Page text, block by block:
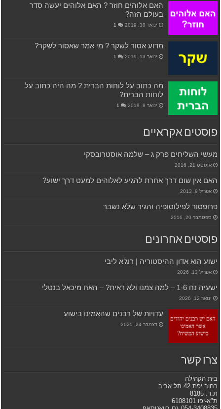
האם אלוהים חוזר ? האם אלוהים יעשה סדר
בעולם הזה?
ינואר 30, 2019 1
מדוע אסור לשקר ? מי אמר שאסור לשקר?
ינואר 13, 2019 1
מה כתוב על לוחות הברית ? מה היה כתוב על
לוחות הברית?
ינואר 8, 2019 1
פוסטים אקראיים
מעשי השליחים פרק ג – שלמה אוסטרובסקי
אוגוסט 21, 2016
האם אין שום דרך אחרת להגיע לאלוהים למעט דרך ישוע?
אפריל 9, 2013
פרופסור לפילוסופיה והגיר שלא נשבר
ספטמבר 20, 2016
פוסטים אחרונים
ישוע הוא אדון ההיסטוריה | רוג’א ליבי
אפריל 13, 2026
ישעיה נח 1-6 – למה צמנו ולא ראית? – האח מיכאל בנטלי
ינואר 12, 2026
עדויות של רבנים שהאמינו בישוע
דצמבר 24, 2025
צרו קשר
בית הקהילה
רחוב יפת 42 תל אביב
ת.ד. 8185
ת"א-יפו 6108101